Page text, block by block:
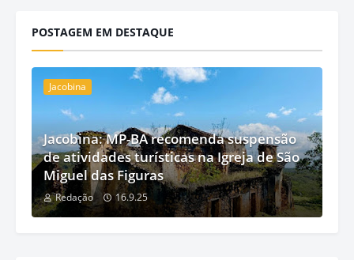
POSTAGEM EM DESTAQUE
Jacobina
Jacobina: MP-BA recomenda suspensão
de atividades turísticas na Igreja de São
Miguel das Figuras
Redação 16.9.25